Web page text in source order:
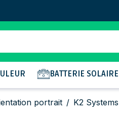
BATTERIE SOLAIRE
portrait / K2